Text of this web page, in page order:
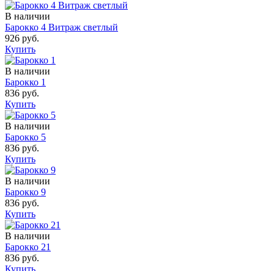
В наличии
Барокко 4 Витраж светлый
926 руб.
Купить
В наличии
Барокко 1
836 руб.
Купить
В наличии
Барокко 5
836 руб.
Купить
В наличии
Барокко 9
836 руб.
Купить
В наличии
Барокко 21
836 руб.
Купить